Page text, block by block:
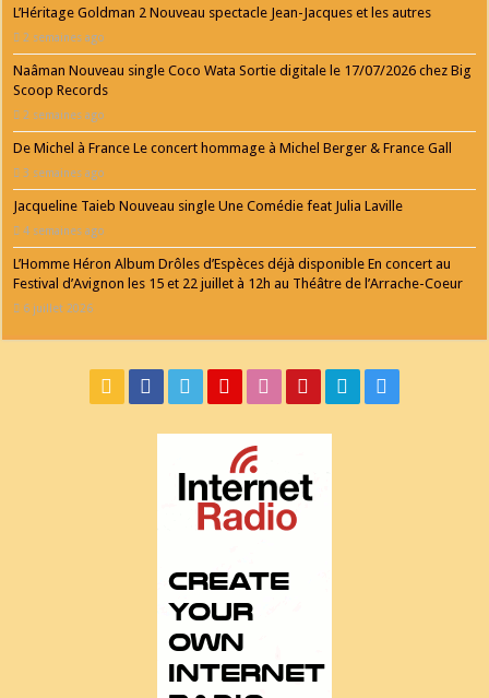
L’Héritage Goldman 2 Nouveau spectacle Jean-Jacques et les autres
2 semaines ago
Naâman Nouveau single Coco Wata Sortie digitale le 17/07/2026 chez Big
Scoop Records
2 semaines ago
De Michel à France Le concert hommage à Michel Berger & France Gall
3 semaines ago
Jacqueline Taieb Nouveau single Une Comédie feat Julia Laville
4 semaines ago
L’Homme Héron Album Drôles d’Espèces déjà disponible En concert au
Festival d’Avignon les 15 et 22 juillet à 12h au Théâtre de l’Arrache-Coeur
6 juillet 2026